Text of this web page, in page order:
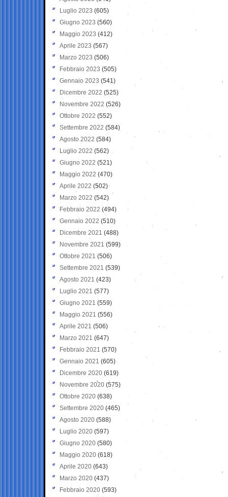
Luglio 2023 (605)
Giugno 2023 (560)
Maggio 2023 (412)
Aprile 2023 (567)
Marzo 2023 (506)
Febbraio 2023 (505)
Gennaio 2023 (541)
Dicembre 2022 (525)
Novembre 2022 (526)
Ottobre 2022 (552)
Settembre 2022 (584)
Agosto 2022 (584)
Luglio 2022 (562)
Giugno 2022 (521)
Maggio 2022 (470)
Aprile 2022 (502)
Marzo 2022 (542)
Febbraio 2022 (494)
Gennaio 2022 (510)
Dicembre 2021 (488)
Novembre 2021 (599)
Ottobre 2021 (506)
Settembre 2021 (539)
Agosto 2021 (423)
Luglio 2021 (577)
Giugno 2021(559)
Maggio 2021 (556)
Aprile 2021 (506)
Marzo 2021 (647)
Febbraio 2021 (570)
Gennaio 2021 (605)
Dicembre 2020 (619)
Novembre 2020 (575)
Ottobre 2020 (638)
Settembre 2020(465)
Agosto 2020 (588)
Luglio 2020 (597)
Giugno 2020 (580)
Maggio 2020 (618)
Aprile 2020 (643)
Marzo 2020 (437)
Febbraio 2020 (593)